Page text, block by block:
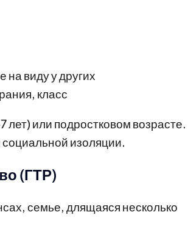
виду у других
класс
или подростковом возрасте.
социальной изоляции.
(ГТР)
семье, длящаяся несколько